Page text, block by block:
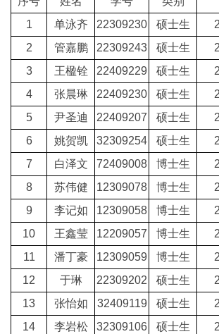
1
单泳齐 22309230 硕士生
2
管嘉鹏 22309243 硕士生
3
王楹铨 22409229 硕士生
4
张晨琳 22409230 硕士生
5
尹圣迪 22409207 硕士生
6
姚贺凯 32309254 硕士生
7
白泽文 72409008 博士生
8
苏伟健 12309078 博士生
9
李记如 12309058 博士生
10
王鑫莹 12209057 博士生
11
潘丁豪 12309059 博士生
12
于琳 22309202 硕士生
13
张怡如 32409119 硕士生
14
李岩松 32309106 硕士生